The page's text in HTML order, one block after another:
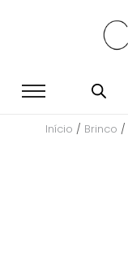
Início / Brinco /